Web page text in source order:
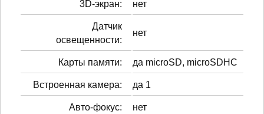
3D-экран: нет
Датчик
освещенности:
нет
Карты памяти: да microSD, microSDHC
Встроенная камера: да 1
Авто-фокус: нет